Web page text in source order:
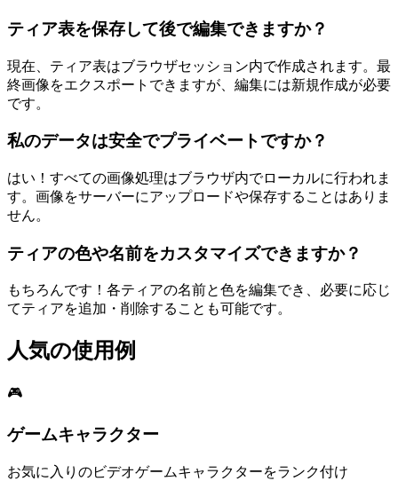
ティア表を保存して後で編集できますか？
現在、ティア表はブラウザセッション内で作成されます。最
終画像をエクスポートできますが、編集には新規作成が必要
です。
私のデータは安全でプライベートですか？
はい！すべての画像処理はブラウザ内でローカルに行われま
す。画像をサーバーにアップロードや保存することはありま
せん。
ティアの色や名前をカスタマイズできますか？
もちろんです！各ティアの名前と色を編集でき、必要に応じ
てティアを追加・削除することも可能です。
人気の使用例
🎮
ゲームキャラクター
お気に入りのビデオゲームキャラクターをランク付け